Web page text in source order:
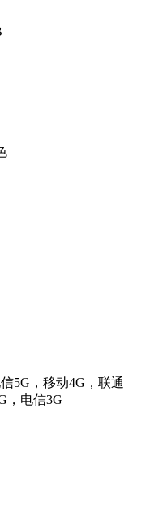
5G，移动4G，联通
，电信3G